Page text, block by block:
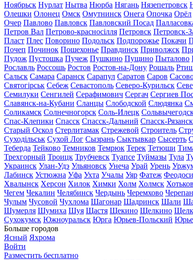
Ноябрьск Нурлат Нытва Нюрба Нягань Нязепетровск
Олешки Олонец Омск Омутнинск Онега Опочка Орёл
Очер Павлово Павловск Павловский Посад
Петров Вал Петрово-красносілля Петровск Петровск-
Пласт Плес Поворино Подольск Подпорожье Покачи
Почеп Починок Пошехонье Правдинск Приволжск
Пудож Пустошка Пучеж Пушкино Пущино Пыталово
Рославль Россошь Ростов Ростов-на-Дону Рошаль
Сальск Самара Саранск Сарапул Саратов Саров
Святогірськ Себеж Севастополь Северо-Курильск
Семилуки Сенгилей Серафимович Сергач Сергиев
Славянск-на-Кубани Сланцы Слободской Слюдянка
Соликамск Солнечногорск Соль-Илецк
Спас-Клепики Спасск Спасск-Дальний Спасск-
Старый Оскол Стерлитамак Стрежевой Строитель
Суходільськ Сухой Лог Сызрань Сыктывкар Сысерть
Теберда Тейково Темников Темрюк Терек Тетюши
Трехгорный Троицк Трубчевск Туапсе Туймазы Тула
Украинск Улан-Удэ Ульяновск Унеча Урай Урень
Лабинск Устюжна Уфа Ухта Учалы Уяр Фатеж
Хвалынск Херсон Хилок Химки Холм Холмск
Чегем Чекалин Челябинск Чердынь Черемхово
Чулым Чусовой Чухлома Шагонар Шадринск Шали
Шумерля Шумиха Шуя Щастя Щекино Щелкино
Сухокумск Южноуральск Юрга Юрьев-Польский
Больше городов
Ясный Яхрома
Войти
Разместить бесплатно